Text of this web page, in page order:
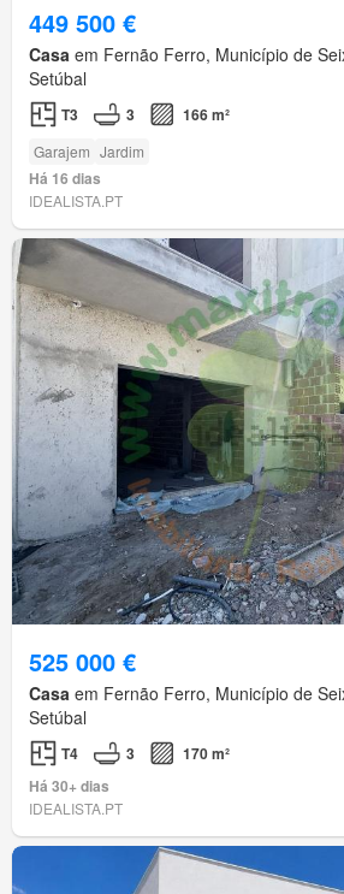
449 500 €
Casa em Fernão Ferro, Município de
Setúbal
T3 3 166 m²
Garajem Jardim
Há 16 dias
IDEALISTA.PT
525 000 €
Casa em Fernão Ferro, Município de
Setúbal
T4 3
170 m²
Há 30+ dias
IDEALISTA.PT